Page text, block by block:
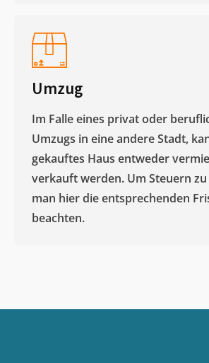
Umzug
Im Falle eines privat oder
Umzugs in eine andere Stadt,
gekauftes Haus entweder
verkauft werden. Um Steuern
man hier die entsprechenden
beachten.